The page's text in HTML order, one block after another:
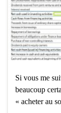
Si vous me
beaucoup
« acheter au